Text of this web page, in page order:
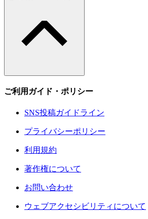
ご利用ガイド・ポリシー
SNS投稿ガイドライン
プライバシーポリシー
利用規約
著作権について
お問い合わせ
ウェブアクセシビリティについて